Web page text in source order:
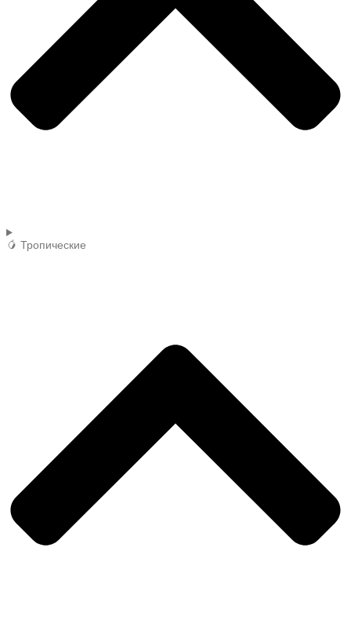
🥭 Тропические